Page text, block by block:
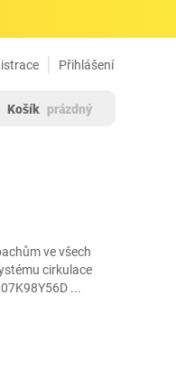
Přihlášení
Košík prázdný
ve všech
cirkulace
...